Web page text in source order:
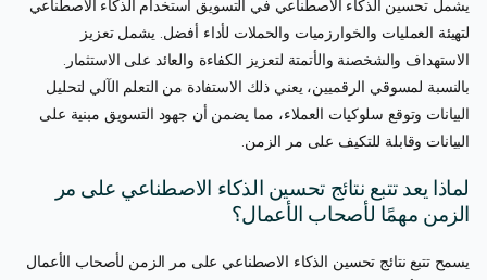
يشمل تحسين الذكاء الاصطناعي في التسويق استخدام الذكاء الاصطناعي
لتهيئة العمليات والخوارزميات والحملات لأداء أفضل. يشمل تعزيز
الاستهداف والشخصنة والأتمتة لتعزيز الكفاءة والعائد على الاستثمار.
بالنسبة لمسوقي الرقميين، يعني ذلك الاستفادة من التعلم الآلي لتحليل
البيانات وتوقع سلوكيات العملاء، مما يضمن أن جهود التسويق مبنية على
البيانات وقابلة للتكيف على مر الزمن.
لماذا يعد تتبع نتائج تحسين الذكاء الاصطناعي على مر
الزمن مهمًا لأصحاب الأعمال؟
يسمح تتبع نتائج تحسين الذكاء الاصطناعي على مر الزمن لأصحاب الأعمال